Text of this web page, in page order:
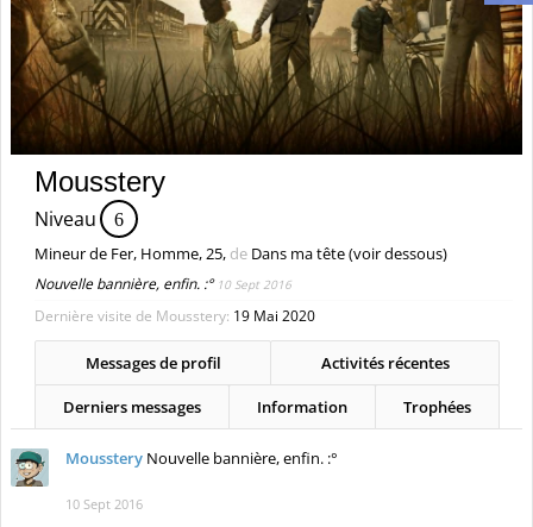
Mousstery
Niveau 6
Mineur de Fer, Homme, 25, deDans ma tête (voir dessous)
Nouvelle bannière, enfin. :° 10 Sept 2016
Dernière visite de Mousstery:
Messages de profil
Derniers messages
MoussteryNouvelle bannière, enfin. :°
10 Sept 2016
KeliigSi je te dis "Blablaland" ça te rappelle des mauvais
19 Août 2016
Moussteryapprécie ceci.